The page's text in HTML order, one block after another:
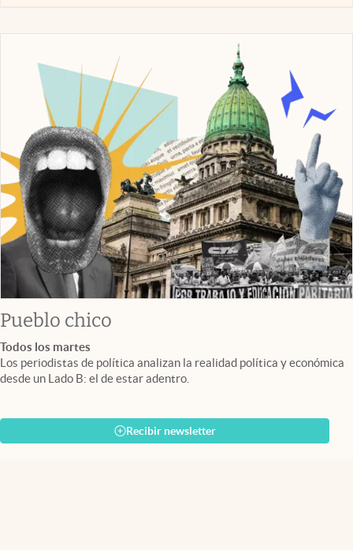
Pueblo chico
Todos los martes
Los periodistas de política analizan la realidad política y económica
desde un Lado B: el de estar adentro.
Recibir newsletter